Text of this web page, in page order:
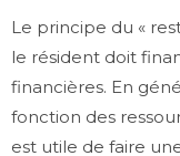
Le principe du «
le résident doit
financières. En
fonction des
est utile de faire